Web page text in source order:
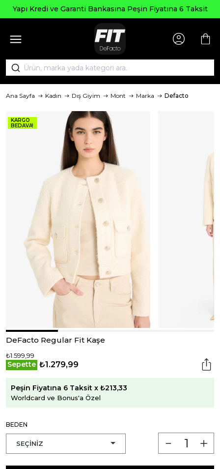
Yapı Kredi ve Garanti Bankasına Peşin Fiyatına 6 Taksit
Ana Sayfa Kadın Dış Giyim Mont Marka Defacto
KARGO
BEDAVA!
DeFacto Regular Fit Kaşe
₺1.599,99
Sepette ₺1.279,99
Peşin Fiyatına 6 Taksit x ₺213,33
Worldcard ve Bonus'a Özel
BEDEN